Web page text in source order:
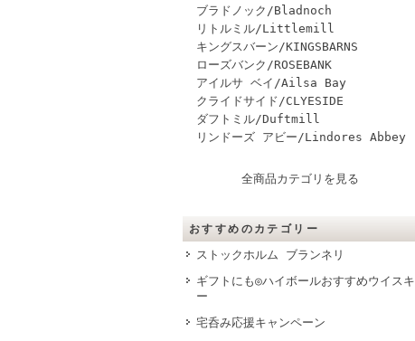
ブラドノック/Bladnoch
リトルミル/Littlemill
キングスバーン/KINGSBARNS
ローズバンク/ROSEBANK
アイルサ ベイ/Ailsa Bay
クライドサイド/CLYESIDE
ダフトミル/Duftmill
リンドーズ アビー/Lindores Abbey
全商品カテゴリを見る
おすすめのカテゴリー
ストックホルム ブランネリ
ギフトにも◎ハイボールおすすめウイスキ
ー
宅呑み応援キャンペーン